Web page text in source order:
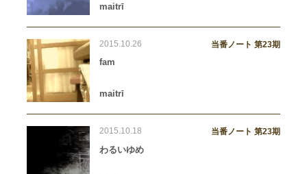
maitrī
2015.10.26 当番ノート 第23期
fam
maitrī
2015.10.18 当番ノート 第23期
わるいゆめ